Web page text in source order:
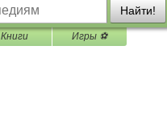
Найти!
Книги Игры ⚽